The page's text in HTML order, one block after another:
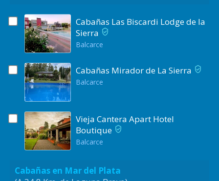
Cabañas Las Biscardi Lodge de la
Sierra
Balcarce
Cabañas Mirador de La Sierra
Balcarce
Vieja Cantera Apart Hotel
Boutique
Balcarce
Cabañas en Mar del Plata